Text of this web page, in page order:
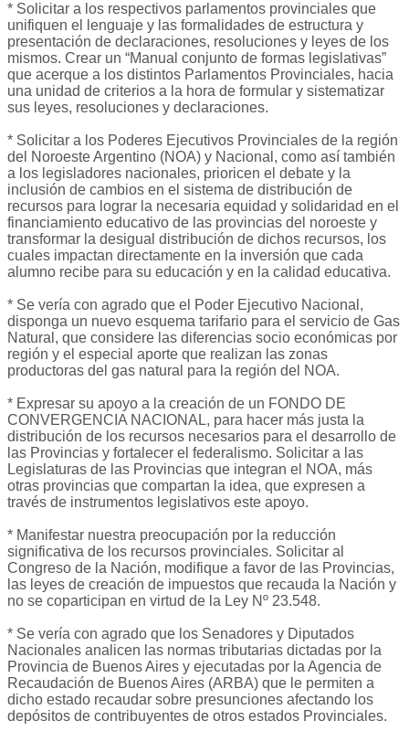
* Solicitar a los respectivos parlamentos provinciales que
unifiquen el lenguaje y las formalidades de estructura y
presentación de declaraciones, resoluciones y leyes de los
mismos. Crear un “Manual conjunto de formas legislativas”
que acerque a los distintos Parlamentos Provinciales, hacia
una unidad de criterios a la hora de formular y sistematizar
sus leyes, resoluciones y declaraciones.
* Solicitar a los Poderes Ejecutivos Provinciales de la región
del Noroeste Argentino (NOA) y Nacional, como así también
a los legisladores nacionales, prioricen el debate y la
inclusión de cambios en el sistema de distribución de
recursos para lograr la necesaria equidad y solidaridad en el
financiamiento educativo de las provincias del noroeste y
transformar la desigual distribución de dichos recursos, los
cuales impactan directamente en la inversión que cada
alumno recibe para su educación y en la calidad educativa.
* Se vería con agrado que el Poder Ejecutivo Nacional,
disponga un nuevo esquema tarifario para el servicio de Gas
Natural, que considere las diferencias socio económicas por
región y el especial aporte que realizan las zonas
productoras del gas natural para la región del NOA.
* Expresar su apoyo a la creación de un FONDO DE
CONVERGENCIA NACIONAL, para hacer más justa la
distribución de los recursos necesarios para el desarrollo de
las Provincias y fortalecer el federalismo. Solicitar a las
Legislaturas de las Provincias que integran el NOA, más
otras provincias que compartan la idea, que expresen a
través de instrumentos legislativos este apoyo.
* Manifestar nuestra preocupación por la reducción
significativa de los recursos provinciales. Solicitar al
Congreso de la Nación, modifique a favor de las Provincias,
las leyes de creación de impuestos que recauda la Nación y
no se coparticipan en virtud de la Ley Nº 23.548.
* Se vería con agrado que los Senadores y Diputados
Nacionales analicen las normas tributarias dictadas por la
Provincia de Buenos Aires y ejecutadas por la Agencia de
Recaudación de Buenos Aires (ARBA) que le permiten a
dicho estado recaudar sobre presunciones afectando los
depósitos de contribuyentes de otros estados Provinciales.